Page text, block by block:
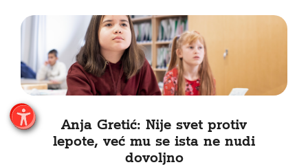
Anja Gretić: Nije svet protiv
lepote, već mu se ista ne nudi
dovoljno